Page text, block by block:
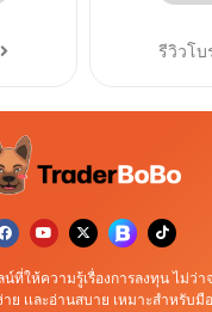
รีวิวโบ
น์ที่ให้ความรู้เรื่องการลงทุน ไม่ว่า
าย เเละอ่านสบาย เหมาะสำหรับ